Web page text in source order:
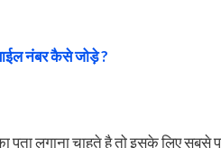
नंबर कैसे जोड़े ?
लगाना चाहते है तो इसके लिए सबसे